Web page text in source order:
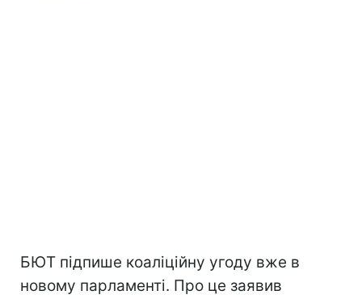
БЮТ підпише коаліційну угоду вже в
новому парламенті. Про це заявив